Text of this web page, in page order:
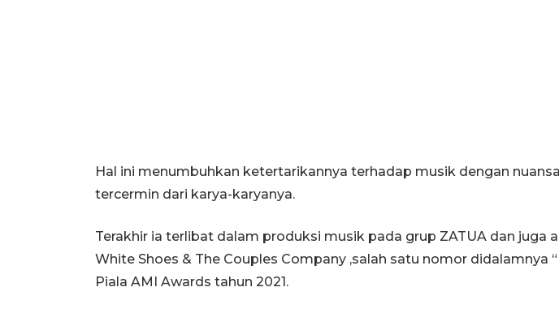
Hal ini menumbuhkan ketertarikannya terhadap musik dengan nuansa
tercermin dari karya-karyanya.
Terakhir ia terlibat dalam produksi musik pada grup ZATUA dan juga
White Shoes & The Couples Company ,salah satu nomor didalamnya
Piala AMI Awards tahun 2021.